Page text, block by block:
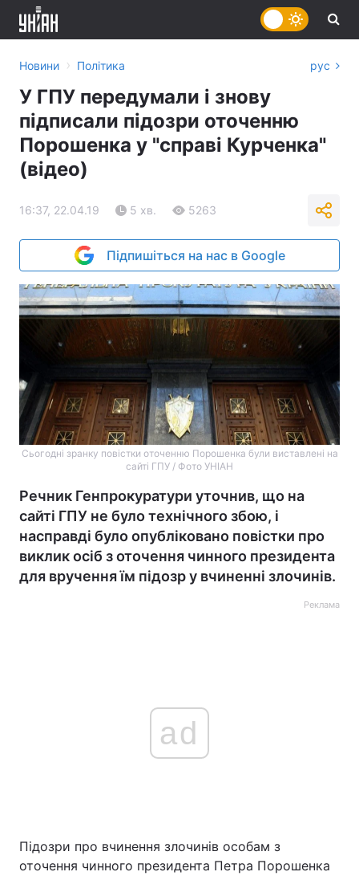
Економіка
Новини › Політика рус
У ГПУ передумали і знову
підписали підозри оточенню
Порошенка у "справі Курченка"
(відео)
16:37, 22.04.19 5 хв. 5263
Підпишіться на нас в Google
Сьогодні зранку повістки оточенню Порошенка були виставлені на
сайті ГПУ / Фото УНІАН
Речник Генпрокуратури уточнив, що на
сайті ГПУ не було технічного збою, і
насправді було опубліковано повістки про
виклик осіб з оточення чинного президента
для вручення їм підозр у вчиненні злочинів.
Реклама
ad
Підозри про вчинення злочинів особам з
оточення чинного президента Петра Порошенка